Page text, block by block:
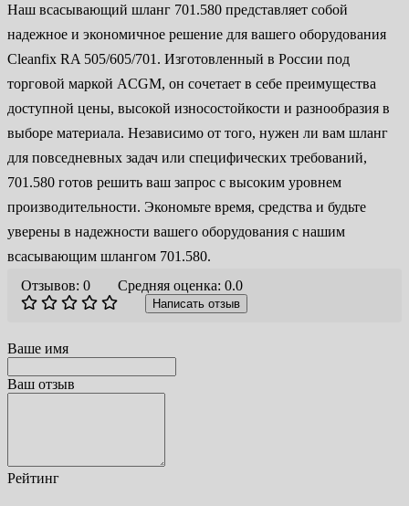
Наш всасывающий шланг 701.580 представляет собой
надежное и экономичное решение для вашего оборудования
Cleanfix RA 505/605/701. Изготовленный в России под
торговой маркой ACGM, он сочетает в себе преимущества
доступной цены, высокой износостойкости и разнообразия в
выборе материала. Независимо от того, нужен ли вам шланг
для повседневных задач или специфических требований,
701.580 готов решить ваш запрос с высоким уровнем
производительности. Экономьте время, средства и будьте
уверены в надежности вашего оборудования с нашим
всасывающим шлангом 701.580.
Отзывов: 0
Средняя оценка: 0.0
Написать отзыв
Ваше имя
Ваш отзыв
Рейтинг